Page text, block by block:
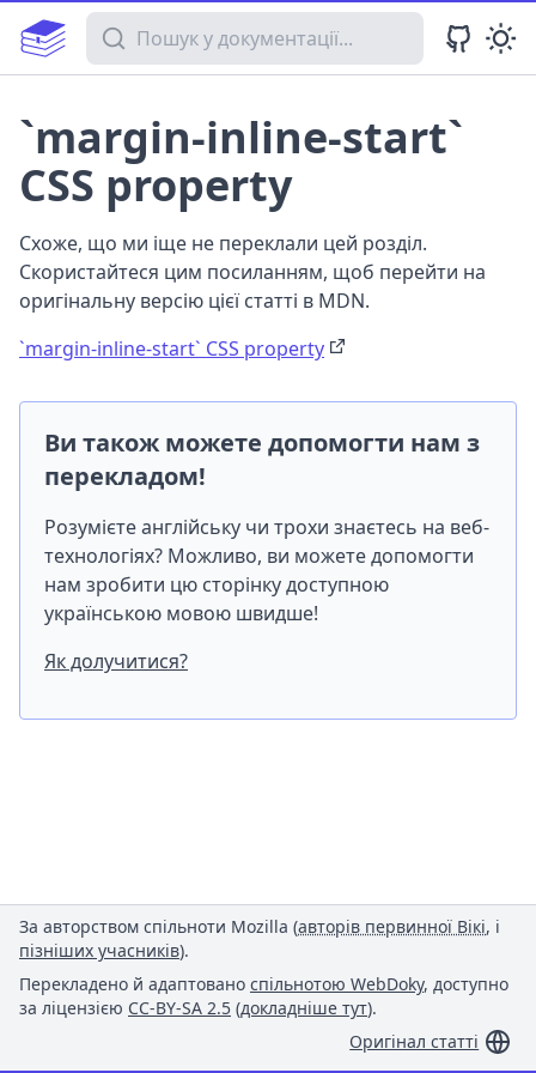
Пошук у документації
`margin-inline-start`
CSS property
Схоже, що ми іще не переклали цей розділ.
Скористайтеся цим посиланням, щоб перейти на
оригінальну версію цієї статті в MDN.
`margin-inline-start` CSS property
Ви також можете допомогти нам з
перекладом!
Розумієте англійську чи трохи знаєтесь на веб-
технологіях? Можливо, ви можете допомогти
нам зробити цю сторінку доступною
українською мовою швидше!
Як долучитися?
За авторством спільноти Mozilla (авторів первинної Вікі, і
пізніших учасників).
Перекладено й адаптовано спільнотою WebDoky, доступно
за ліцензією CC-BY-SA 2.5 (докладніше тут).
Оригінал статті